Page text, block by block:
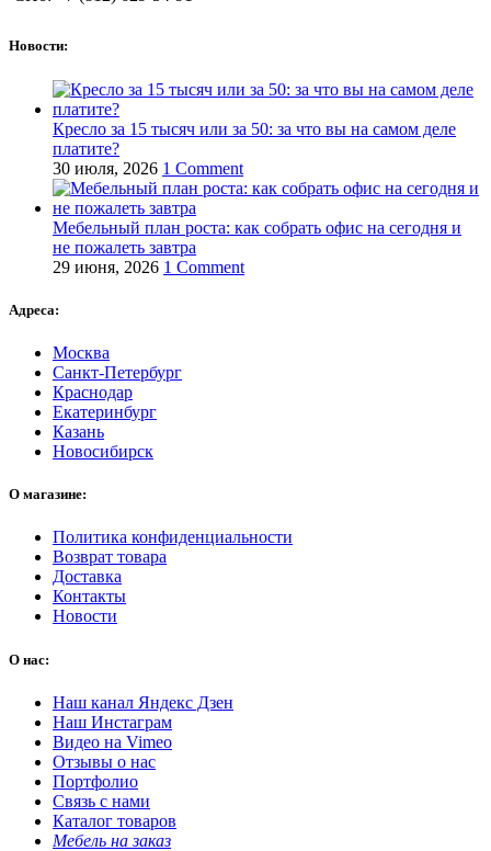
Новости:
Кресло за 15 тысяч или за 50: за что вы на самом деле
платите?
30 июля, 2026 1 Comment
Мебельный план роста: как собрать офис на сегодня и
не пожалеть завтра
29 июня, 2026 1 Comment
Адреса:
Москва
Санкт-Петербург
Краснодар
Екатеринбург
Казань
Новосибирск
О магазине:
Политика конфиденциальности
Возврат товара
Доставка
Контакты
Новости
О нас:
Наш канал Яндекс Дзен
Наш Инстаграм
Видео на Vimeo
Отзывы о нас
Портфолио
Связь с нами
Каталог товаров
Мебель на заказ